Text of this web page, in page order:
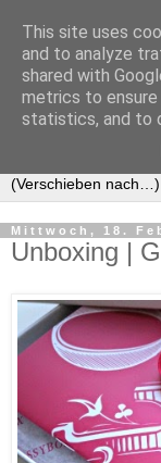
Mittwoch, 18.
Unboxing |
This site uses
and to analyze
shared with
metrics to
statistics, and to